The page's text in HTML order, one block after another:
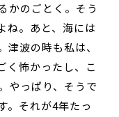
かのごとく。そう
ね。あと、海には
波の時も私は、
く怖かったし、こ
やっぱり、そうで
。それが4年たっ